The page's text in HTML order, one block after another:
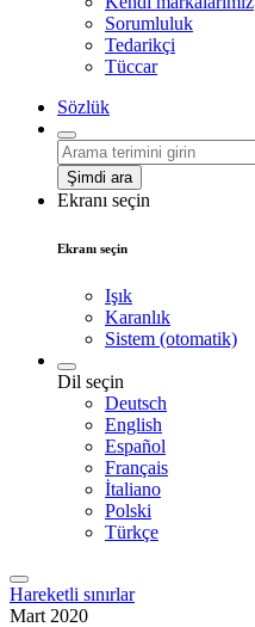
Sorumluluk
Tedarikçi
Tüccar
Sözlük
Şimdi ara
Ekranı seçin
Ekranı seçin
Işık
Karanlık
Sistem (otomatik)
Dil seçin
Deutsch
English
Español
Français
İtaliano
Polski
Türkçe
Hareketli sınırlar
Mart 2020